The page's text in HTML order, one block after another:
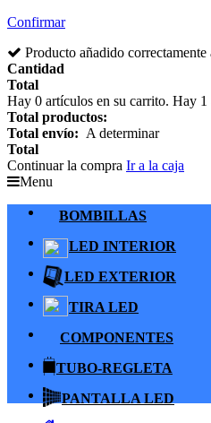
Confirmar
Producto añadido
Cantidad
Total
Hay 0 artículos en su carrito. Hay 1
Total productos:
Total envío: A determinar
Total
Continuar la compra Ir a la caja
Menu
BOMBILLAS
LED INTERIOR
LED EXTERIOR
TIRA LED
COMPONENTES
TUBO-REGLETA
PANTALLA LED